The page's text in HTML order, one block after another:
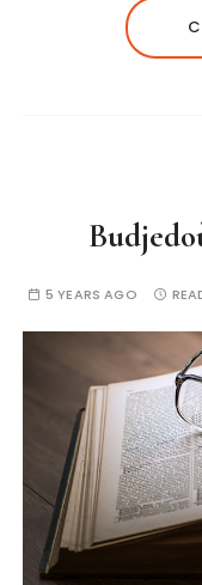
5 YEARS AGO